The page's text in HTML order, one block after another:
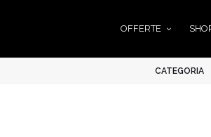
OFFERTE
CATEGORIA